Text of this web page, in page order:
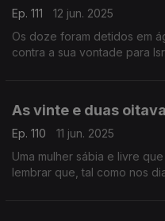
Ep. 111
12 jun. 2025
Os doze foram detidos em
contra a sua vontade para
As vinte e duas
Ep. 110
11 jun. 2025
Uma mulher sábia e livre
lembrar que, tal como nos